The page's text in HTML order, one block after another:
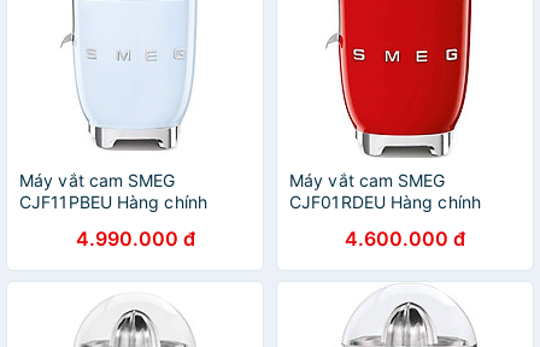
Máy vắt cam SMEG
CJF11PBEU Hàng chính
4.990.000 đ
Máy vắt cam SMEG
CJF01RDEU Hàng chính
4.600.000 đ